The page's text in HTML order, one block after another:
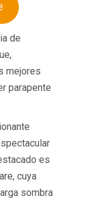
de
mejores
parapente
es
cuya
sombra